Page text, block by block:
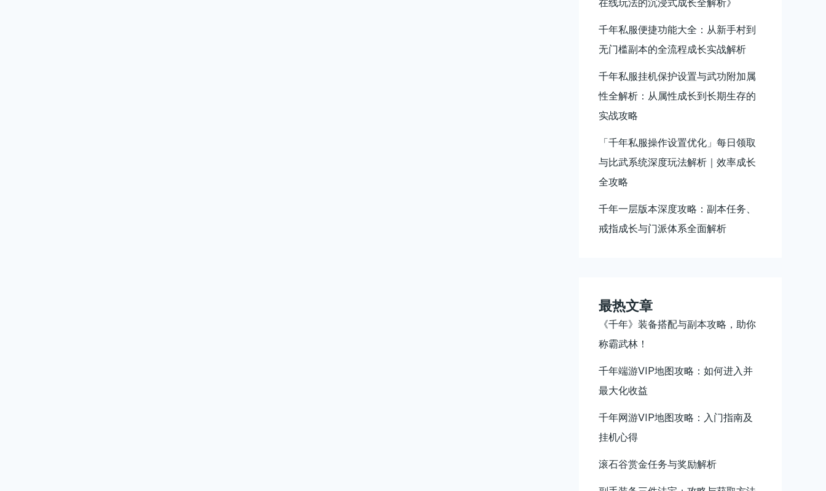
在线玩法的沉浸式成长全解析》
千年私服便捷功能大全：从新手村到
无门槛副本的全流程成长实战解析
千年私服挂机保护设置与武功附加属
性全解析：从属性成长到长期生存的
实战攻略
「千年私服操作设置优化」每日领取
与比武系统深度玩法解析｜效率成长
全攻略
千年一层版本深度攻略：副本任务、
戒指成长与门派体系全面解析
最热文章
《千年》装备搭配与副本攻略，助你
称霸武林！
千年端游VIP地图攻略：如何进入并
最大化收益
千年网游VIP地图攻略：入门指南及
挂机心得
滚石谷赏金任务与奖励解析